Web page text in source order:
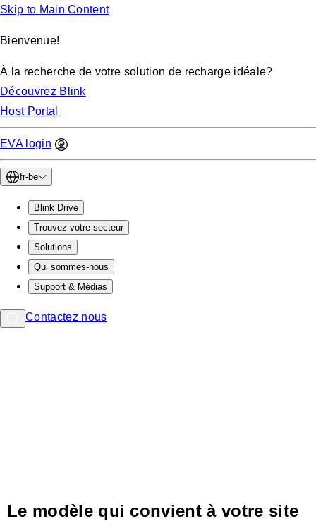
Skip to Main Content
Bienvenue!
À la recherche de votre solution de recharge idéale?
Découvrez Blink
Host Portal
EVA login
fr-be
Blink Drive
Trouvez votre secteur
Solutions
Qui sommes-nous
Support & Médias
Contactez nous
Le modèle qui convient à votre site